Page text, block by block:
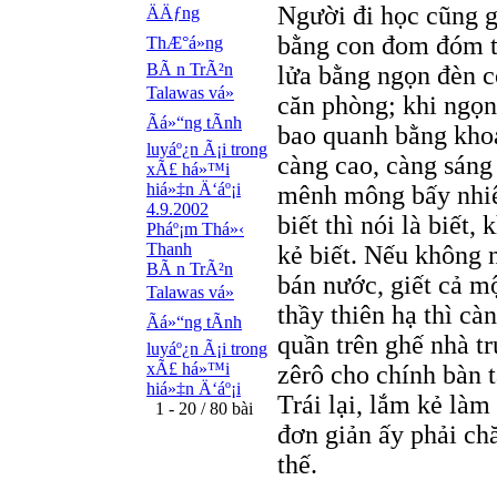
ÄÄƒng
ThÆ°á»ng
BÃ n TrÃ²n
Talawas vá»
Ãá»“ng tÃ­nh
luyáº¿n Ã¡i trong
xÃ£ há»™i
hiá»‡n Ä‘áº¡i
4.9.2002
Pháº¡m Thá»‹
Thanh
BÃ n TrÃ²n
Talawas vá»
Ãá»“ng tÃ­nh
luyáº¿n Ã¡i trong
xÃ£ há»™i
hiá»‡n Ä‘áº¡i
1 - 20 / 80 bài
Người đi học cũng
bằng con đom đóm
lửa bằng ngọn đèn
căn phòng; khi
bao quanh bằng
càng cao, càng
mênh mông bấy
biết thì nói là biết,
kẻ biết. Nếu không
bán nước, giết cả
thầy thiên hạ thì
quần trên ghế nhà
zêrô cho chính bàn
Trái lại, lắm kẻ làm
đơn giản ấy phải
thế.